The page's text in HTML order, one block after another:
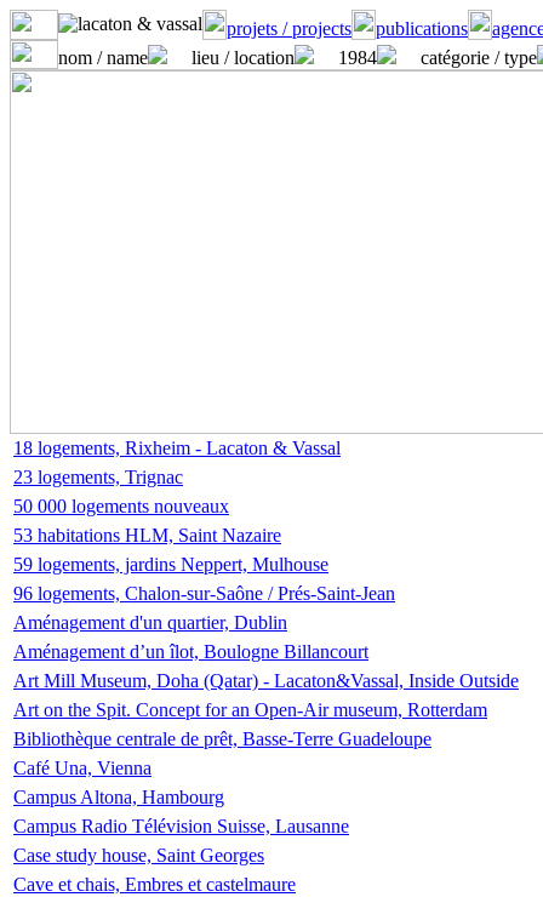
projets / projects publications
nom / name
lieu / location 1984 catégorie / type
18 logements, Rixheim - Lacaton & Vassal
23 logements, Trignac
50 000 logements nouveaux
53 habitations HLM, Saint Nazaire
59 logements, jardins Neppert, Mulhouse
96 logements, Chalon-sur-Saône / Prés-Saint-Jean
Aménagement d'un quartier, Dublin
Aménagement d’un îlot, Boulogne Billancourt
Art Mill Museum, Doha (Qatar) - Lacaton&Vassal, Inside Outside
Art on the Spit. Concept for an Open-Air museum, Rotterdam
Bibliothèque centrale de prêt, Basse-Terre Guadeloupe
Café Una, Vienna
Campus Altona, Hambourg
Campus Radio Télévision Suisse, Lausanne
Case study house, Saint Georges
Cave et chais, Embres et castelmaure